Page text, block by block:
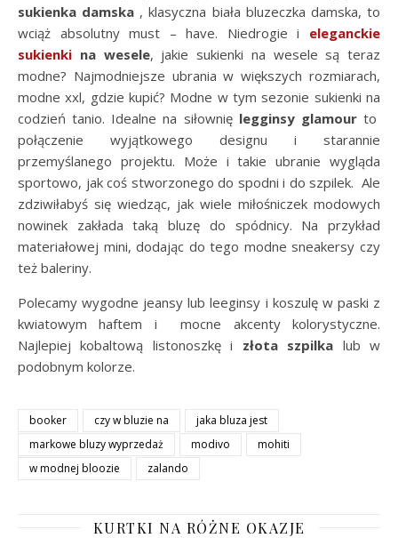
sukienka damska , klasyczna biała bluzeczka damska, to
wciąż absolutny must – have. Niedrogie i eleganckie
sukienki na wesele, jakie sukienki na wesele są teraz
modne? Najmodniejsze ubrania w większych rozmiarach,
modne xxl, gdzie kupić? Modne w tym sezonie sukienki na
codzień tanio. Idealne na siłownię legginsy glamourto
połączenie wyjątkowego designu i starannie
przemyślanego projektu. Może i takie ubranie wygląda
sportowo, jak coś stworzonego do spodni i do szpilek. Ale
zdziwiłabyś się wiedząc, jak wiele miłośniczek modowych
nowinek zakłada taką bluzę do spódnicy. Na przykład
materiałowej mini, dodając do tego modne sneakersy czy
też baleriny.
Polecamy wygodne jeansy lub leeginsy i koszulę w paski z
kwiatowym haftem i mocne akcenty kolorystyczne.
Najlepiej kobaltową listonoszkę i złota szpilka lub w
podobnym kolorze.
booker czy w bluzie na
jaka bluza jest
markowe bluzy wyprzedaż
modivo
mohiti
w modnej bloozie
zalando
KURTKI NA RÓŻNE OKAZJE